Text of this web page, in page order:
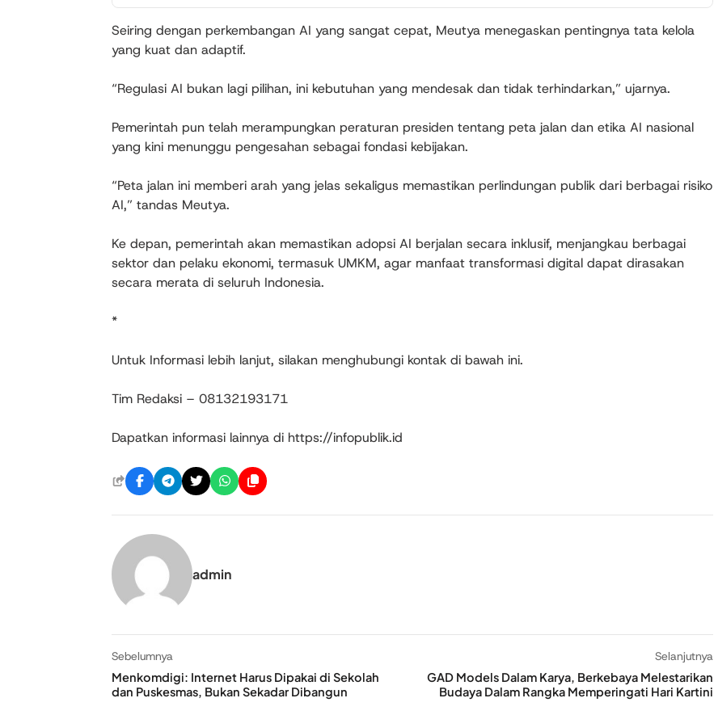
Seiring dengan perkembangan AI yang sangat cepat, Meutya menegaskan pentingnya tata kelola
yang kuat dan adaptif.
“Regulasi AI bukan lagi pilihan, ini kebutuhan yang mendesak dan tidak terhindarkan,” ujarnya.
Pemerintah pun telah merampungkan peraturan presiden tentang peta jalan dan etika AI nasional
yang kini menunggu pengesahan sebagai fondasi kebijakan.
“Peta jalan ini memberi arah yang jelas sekaligus memastikan perlindungan publik dari berbagai risiko
AI,” tandas Meutya.
Ke depan, pemerintah akan memastikan adopsi AI berjalan secara inklusif, menjangkau berbagai
sektor dan pelaku ekonomi, termasuk UMKM, agar manfaat transformasi digital dapat dirasakan
secara merata di seluruh Indonesia.
*
Untuk Informasi lebih lanjut, silakan menghubungi kontak di bawah ini.
Tim Redaksi – 08132193171
Dapatkan informasi lainnya di https://infopublik.id
admin
Sebelumnya
Menkomdigi: Internet Harus Dipakai di Sekolah
dan Puskesmas, Bukan Sekadar Dibangun
Selanjutnya
GAD Models Dalam Karya, Berkebaya Melestarikan
Budaya Dalam Rangka Memperingati Hari Kartini